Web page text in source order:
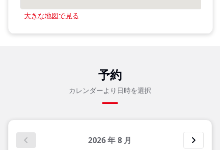
大きな地図で見る
予約
カレンダーより日時を選択
2026年 8 月